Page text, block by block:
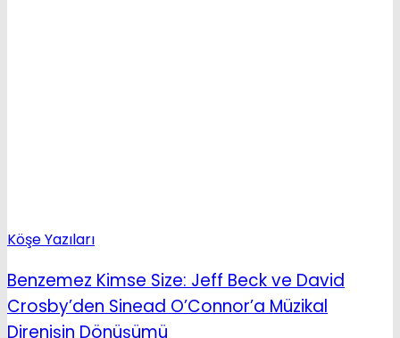
Köşe Yazıları
Benzemez Kimse Size: Jeff Beck ve David
Crosby’den Sinead O’Connor’a Müzikal
Direnişin Dönüşümü